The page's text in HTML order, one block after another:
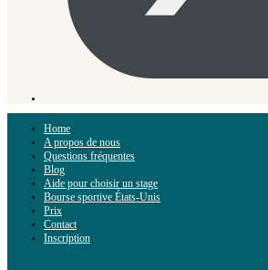
Home
A propos de nous
Questions fréquentes
Blog
Aide pour choisir un stage
Bourse sportive États-Unis
Prix
Contact
Inscription